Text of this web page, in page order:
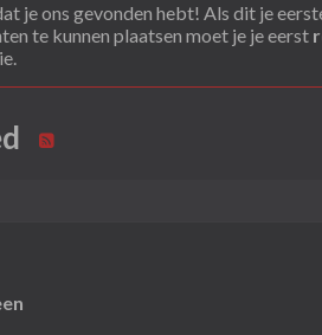
je ons gevonden hebt! Als dit je
te kunnen plaatsen moet je je eerst